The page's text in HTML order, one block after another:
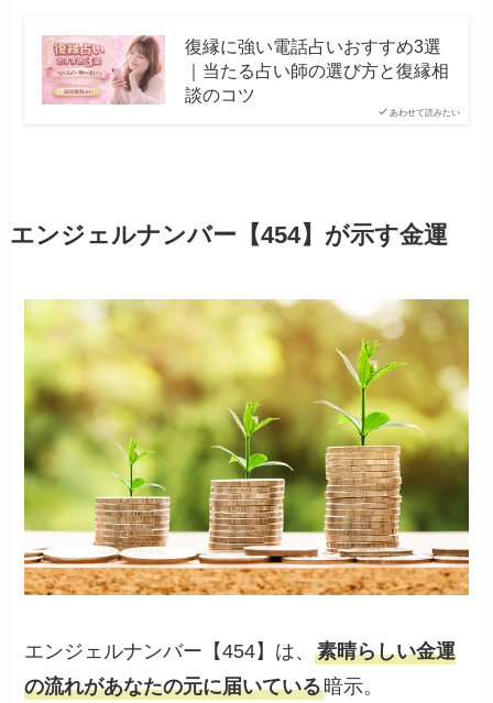
あわせて読みたい
復縁に強い電話占いおすすめ3選
｜当たる占い師の選び方と復縁相
談のコツ
エンジェルナンバー【454】が示す金運
エンジェルナンバー【454】は、素晴らしい金運
の流れがあなたの元に届いている暗示。